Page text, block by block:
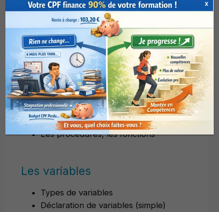
Présentation
Généralités
Positionnement du code JavaScript
Limites de JavaScript
Les bases du langage
Les procédures, les fonctions
Les variables
Types de variables
Déclaration de variables (simple)
X